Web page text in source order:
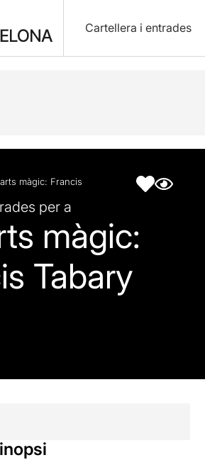
Cartellera i entrades
Fitxa artística
màgic: Francis
per a
màgic:
Tabary